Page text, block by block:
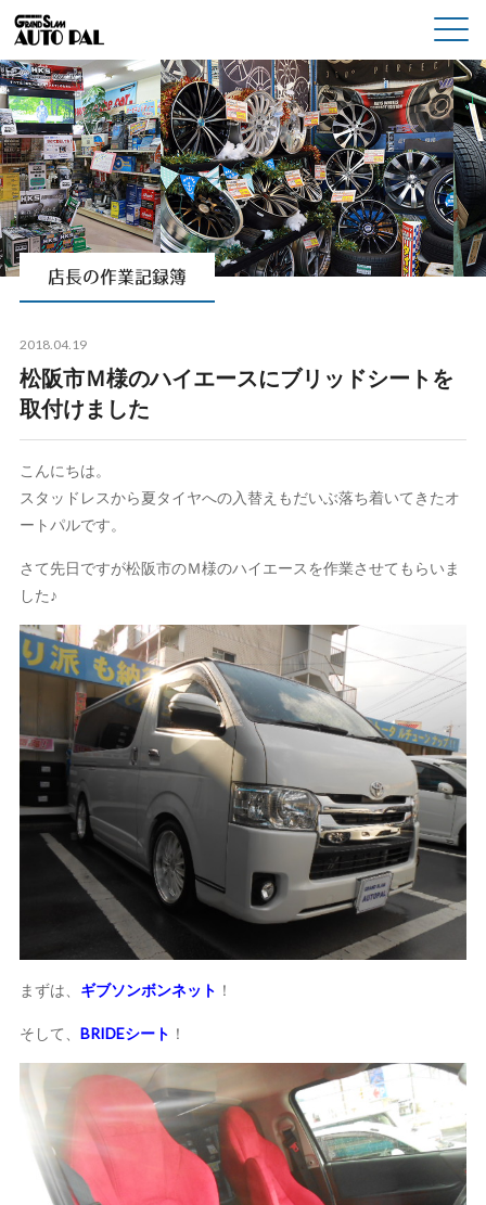
店長の作業記録簿
2018.04.19
松阪市Ｍ様のハイエースにブリッドシートを
取付けました
こんにちは。
スタッドレスから夏タイヤへの入替えもだいぶ落ち着いてきたオ
ートパルです。
さて先日ですが松阪市のＭ様のハイエースを作業させてもらいま
した♪
まずは、 ギブソンボンネット ！
そして、 BRIDEシート ！